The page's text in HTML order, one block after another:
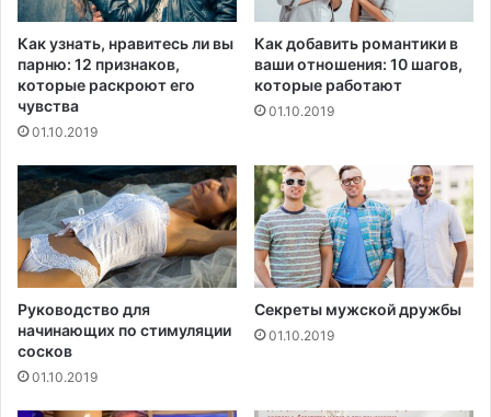
S
t
u
s
e
d
Как узнать, нравитесь ли вы
парню: 12 признаков,
которые раскроют его
чувства
01.10.2019
Как добавить романтики в
ваши отношения: 10 шагов,
которые работают
01.10.2019
Руководство для
начинающих по стимуляции
сосков
01.10.2019
Секреты мужской дружбы
01.10.2019